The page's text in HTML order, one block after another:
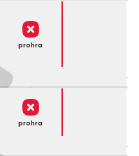
prohra
prohra